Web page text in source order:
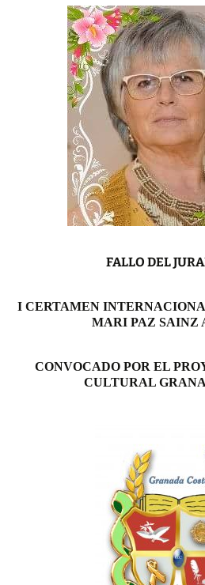
FALLO DEL
I CERTAMEN
MARI PAZ SAINZ
CONVOCADO POR EL
CULTURAL